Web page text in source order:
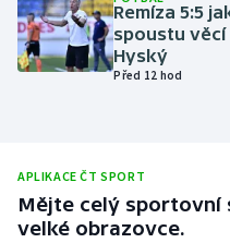
Moderní pětiboj
Parasport
Remíza 5:5
spoustu
Hyský
Před 12 hod
APLIKACE ČT SPORT
Mějte celý sportovní
velké obrazovce.